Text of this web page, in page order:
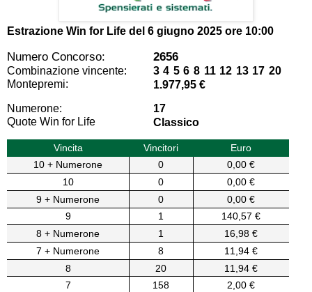
Estrazione Win for Life del 6 giugno 2025 ore 10:00
Numero Concorso: 2656
Combinazione vincente:
3 4 5 6 8 11 12 13 17 20
Montepremi:
1.977,95 €
Numerone:
17
Quote Win for Life
Classico
Vincita Vincitori
Euro
10 + Numerone
0
0,00 €
10
0
0,00 €
9 + Numerone
0
0,00 €
9
1
140,57 €
8 + Numerone
1
16,98 €
7 + Numerone
8
11,94 €
8
20
11,94 €
7
158
2,00 €